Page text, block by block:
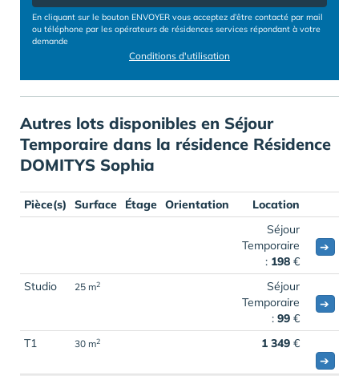
En cliquant sur le bouton ENVOYER vous acceptez d’être contacté par mail
ou téléphone par les opérateurs de résidences services répondant à votre
demande
Conditions d'utilisation
Autres lots disponibles en Séjour
Temporaire dans la résidence Résidence
DOMITYS Sophia
Pièce(s) Surface Étage Orientation
Location
Séjour
Temporaire
: 198 €
➔
Studio 25 m2
Séjour
Temporaire
: 99 €
➔
T1 30 m2 1 349 €
➔